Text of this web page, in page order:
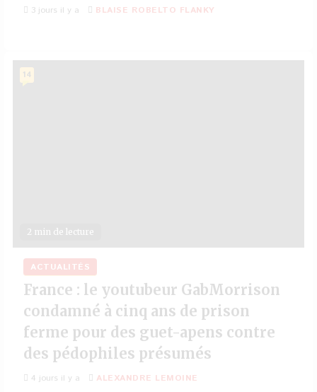
3 jours il y a BLAISE ROBELTO FLANKY
2 min de lecture
14
ACTUALITÉS
France : le youtubeur GabMorrison
condamné à cinq ans de prison
ferme pour des guet-apens contre
des pédophiles présumés
4 jours il y a ALEXANDRE LEMOINE